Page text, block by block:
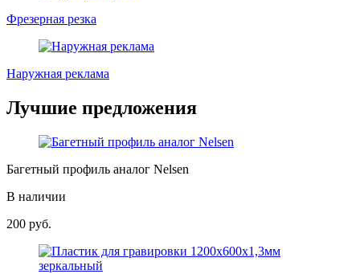
Фрезерная резка
Наружная реклама
Лучшие предложения
Багетный профиль аналог Nelsen
В наличии
200 руб.